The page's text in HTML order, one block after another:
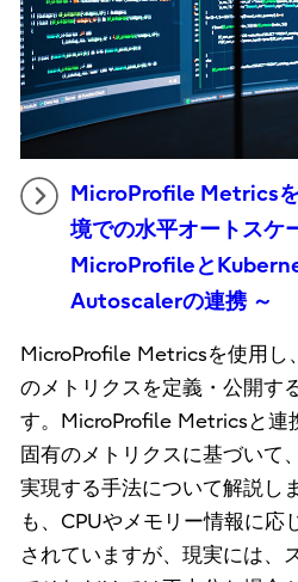
MicroProfile Metrics
境での水平オートスケ
MicroProfileと
Autoscalerの連携 ～
MicroProfile Metricsを使用し
のメトリクスを定義・公開す
す。MicroProfile Metricsと連
固有のメトリクスに基づいて
実現する手法について解説し
も、CPUやメモリー情報に応
されていますが、現実には、